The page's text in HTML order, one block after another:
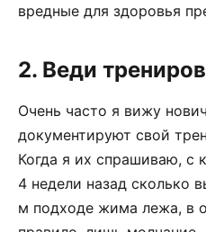
вредные для здоровья
2. Веди
Очень часто я вижу
документируют свой
Когда я их спрашиваю, с
4 недели назад сколько
м подходе жима лежа, в